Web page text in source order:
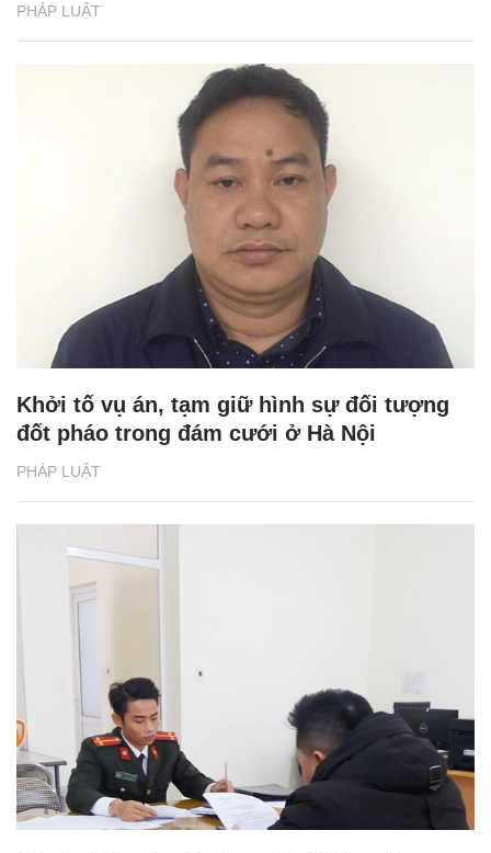
PHÁP LUẬT
PHÁP LUẬT
Khởi tố vụ án, tạm giữ hình sự đối tượng
đốt pháo trong đám cưới ở Hà Nội